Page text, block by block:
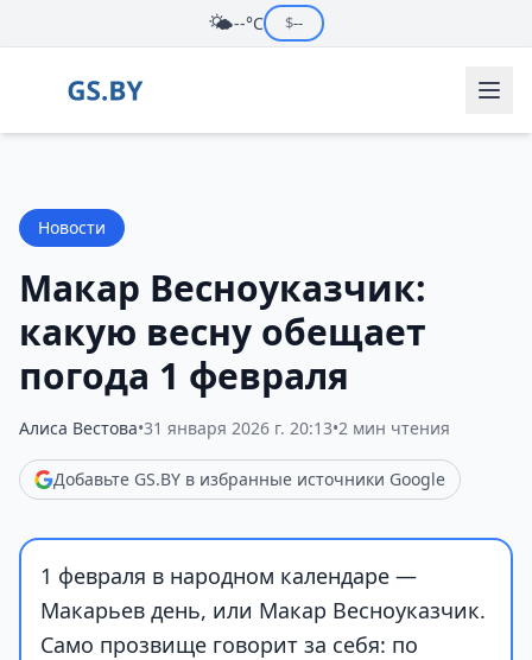
🌤️--°C $--
Новости
Макар Весноуказчик:
какую весну обещает
погода 1 февраля
Алиса Вестова•31 января 2026 г. 20:13•2 мин чтения
Добавьте GS.BY в избранные источники Google
1 февраля в народном календаре —
Макарьев день, или Макар Весноуказчик.
Само прозвище говорит за себя: по